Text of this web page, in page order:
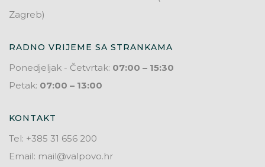
Zagreb)
RADNO VRIJEME SA STRANKAMA
Ponedjeljak - Četvrtak: 07:00 – 15:30
Petak: 07:00 – 13:00
KONTAKT
Tel: +385 31 656 200
Email: mail@valpovo.hr